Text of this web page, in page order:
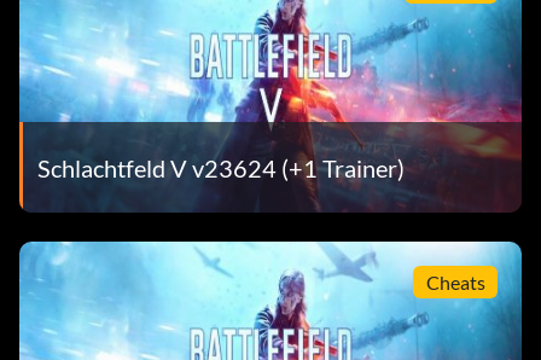
Schlachtfeld V v23624 (+1 Trainer)
Cheats